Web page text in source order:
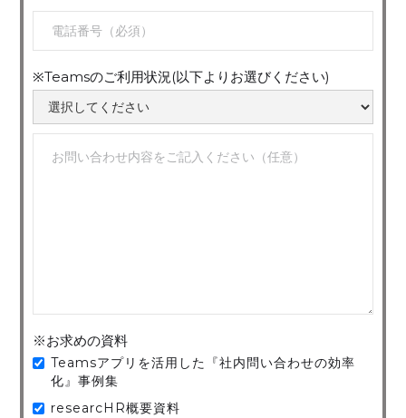
※Teamsのご利用状況(以下よりお選びください)
※お求めの資料
Teamsアプリを活用した『社内問い合わせの効率
化』事例集
researcHR概要資料